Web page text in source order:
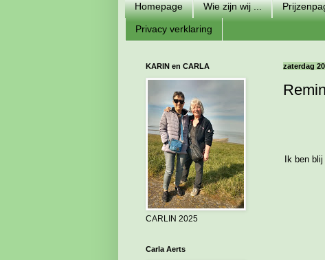
Homepage Wie zijn wij ...
Privacy verklaring
zaterdag
Ik ben
KARIN en CARLA
CARLIN 2025
Carla Aerts